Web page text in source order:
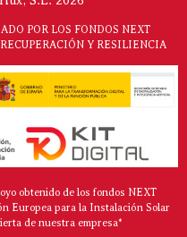
POR LOS FONDOS NEXT
Y RESILIENCIA
obtenido de los fondos NEXT
Europea para la Instalación Solar
de nuestra empresa*